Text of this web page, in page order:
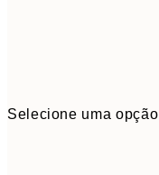
Selecione uma opção